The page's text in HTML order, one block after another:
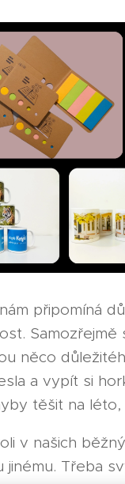
připomíná
něco
a vypít si
těšit na
v našich
Třeba